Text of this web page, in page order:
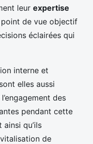
leur expertise
de vue objectif
éclairées qui
interne et
elles aussi
des
pendant cette
ainsi qu’ils
de